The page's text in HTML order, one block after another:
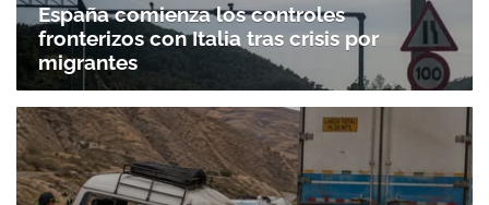
España comienza los controles
fronterizos con Italia tras crisis por
migrantes